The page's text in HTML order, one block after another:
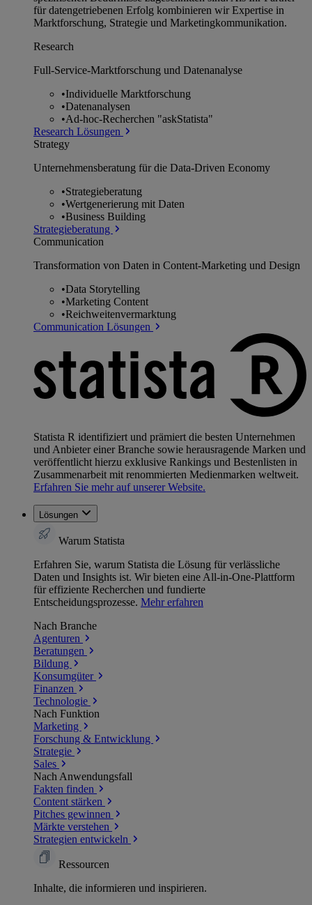
für datengetriebenen Erfolg kombinieren wir Expertise in
Marktforschung, Strategie und Marketingkommunikation.
Research
Full-Service-Marktforschung und Datenanalyse
•Individuelle Marktforschung
•Datenanalysen
•Ad-hoc-Recherchen "askStatista"
Research Lösungen
Strategy
Unternehmens­beratung für die Data-Driven Economy
•Strategieberatung
•Wertgenerierung mit Daten
•Business Building
Strategieberatung
Communication
Transformation von Daten in Content-Marketing und Design
•Data Storytelling
•Marketing Content
•Reichweitenvermarktung
Communication Lösungen
Statista R identifiziert und prämiert die besten Unternehmen
und Anbieter einer Branche sowie herausragende Marken und
veröffentlicht hierzu exklusive Rankings und Bestenlisten in
Zusammenarbeit mit renommierten Medienmarken weltweit.
Erfahren Sie mehr auf unserer Website.
Lösungen
Warum Statista
Erfahren Sie, warum Statista die Lösung für verlässliche
Daten und Insights ist. Wir bieten eine All-in-One-Plattform
für effiziente Recherchen und fundierte
Entscheidungsprozesse. Mehr erfahren
Nach Branche
Agenturen
Beratungen
Bildung
Konsumgüter
Finanzen
Technologie
Nach Funktion
Marketing
Forschung & Entwicklung
Strategie
Sales
Nach Anwendungsfall
Fakten finden
Content stärken
Pitches gewinnen
Märkte verstehen
Strategien entwickeln
Ressourcen
Inhalte, die informieren und inspirieren.